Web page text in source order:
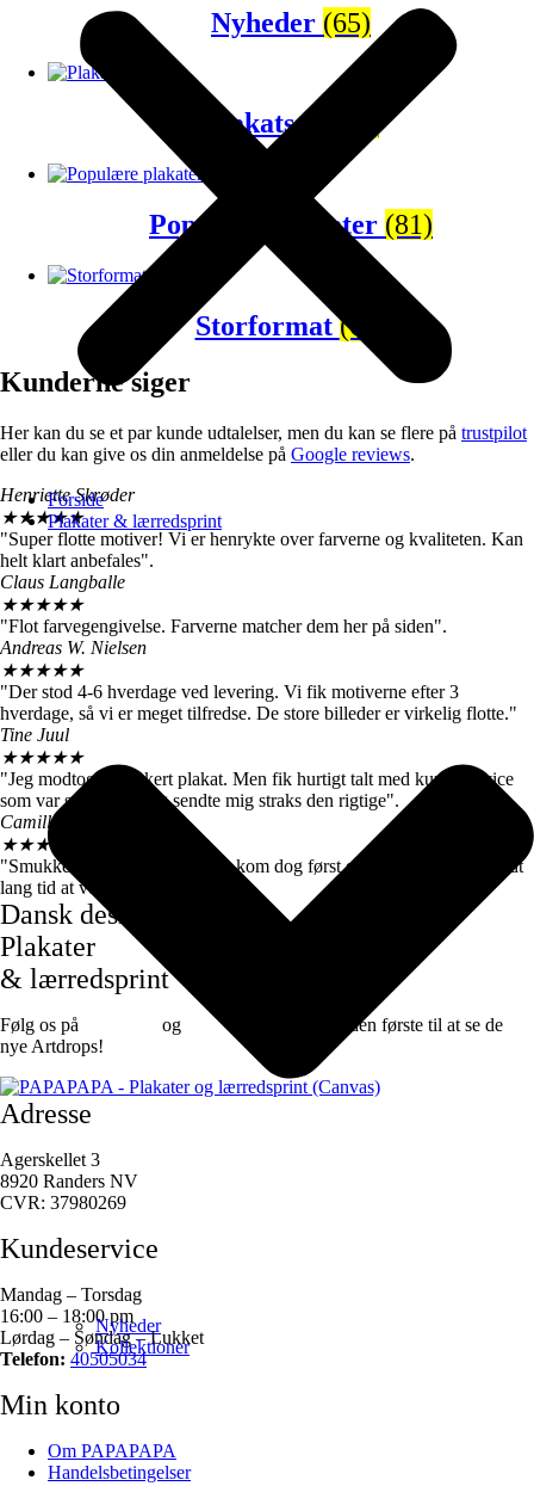
Forside
Plakater & lærredsprint
Nyheder
Kollektioner
Nyheder (65)
Plakatsæt
Populære plakater (81)
Storformat(67)
Kunderne siger
Her kan du se et par kunde udtalelser, men du kan se flere på trustpilot
eller du kan give os din anmeldelse på Google reviews.
Henriette Skrøder
★★★★★
"Super flotte motiver! Vi er henrykte over farverne og kvaliteten. Kan
helt klart anbefales".
Claus Langballe
★★★★★
"Flot farvegengivelse. Farverne matcher dem her på siden".
Andreas W. Nielsen
★★★★★
"Der stod 4-6 hverdage ved levering. Vi fik motiverne efter 3
hverdage, så vi er meget tilfredse. De store billeder er virkelig flotte."
Tine Juul
★★★★★
"Jeg modtog en forkert plakat. Men fik hurtigt talt med kundeservice
som var super søde og sendte mig straks den rigtige".
Camilla Høj
★★★★
"Smukke farver og motiver, de kom dog først efter 7 dage, det var lidt
lang tid at vente".
Dansk design
Plakater
& lærredsprint
Følg os på og instagram
for at være den første til at se de
nye Artdrops!
Adresse
Agerskellet 3
8920 Randers NV
CVR: 37980269
Kundeservice
Mandag – Torsdag
16:00 – 18:00 pm
Lørdag – Søndag – Lukket
Telefon: 40505034
Min konto
Om PAPAPAPA
Handelsbetingelser